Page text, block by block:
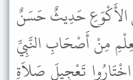
الأَكْوَعِ حَدِيثٌ حَسَنٌ
مِنْ أَصْحَابِ النَّبِيِّ
تَعْجِيلَ صَلاَةِ